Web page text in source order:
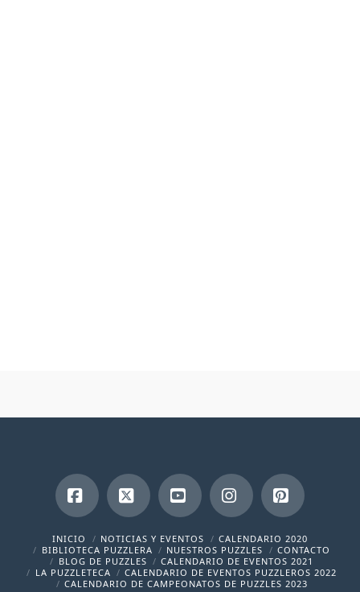
Facebook
X YouTubeInstagramPinterest
INICIO NOTICIAS Y EVENTOS
CALENDARIO 2020
BIBLIOTECA PUZZLERA
NUESTROS PUZZLES
CONTACTO
BLOG DE PUZZLES
CALENDARIO DE EVENTOS 2021
LA PUZZLETECA
CALENDARIO DE EVENTOS PUZZLEROS 2022
CALENDARIO DE CAMPEONATOS DE PUZZLES 2023